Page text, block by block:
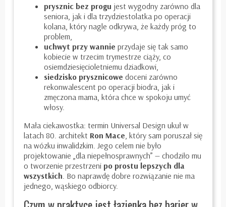
prysznic bez progu jest wygodny zarówno dla
seniora, jak i dla trzydziestolatka po operacji
kolana, który nagle odkrywa, że każdy próg to
problem,
uchwyt przy wannie przydaje się tak samo
kobiecie w trzecim trymestrze ciąży, co
osiemdziesięcioletniemu dziadkowi,
siedzisko prysznicowe doceni zarówno
rekonwalescent po operacji biodra, jak i
zmęczona mama, która chce w spokoju umyć
włosy.
Mała ciekawostka: termin Universal Design ukuł w
latach 80. architekt Ron Mace , który sam poruszał się
na wózku inwalidzkim. Jego celem nie było
projektowanie „dla niepełnosprawnych” — chodziło mu
o tworzenie przestrzeni po prostu lepszych dla
wszystkich . Bo naprawdę dobre rozwiązanie nie ma
jednego, wąskiego odbiorcy.